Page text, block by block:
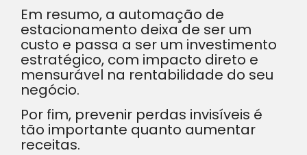
Em resumo, a automação de
estacionamento deixa de ser um
custo e passa a ser um investimento
estratégico, com impacto direto e
mensurável na rentabilidade do seu
negócio.
Por fim, prevenir perdas invisíveis é
tão importante quanto aumentar
receitas.